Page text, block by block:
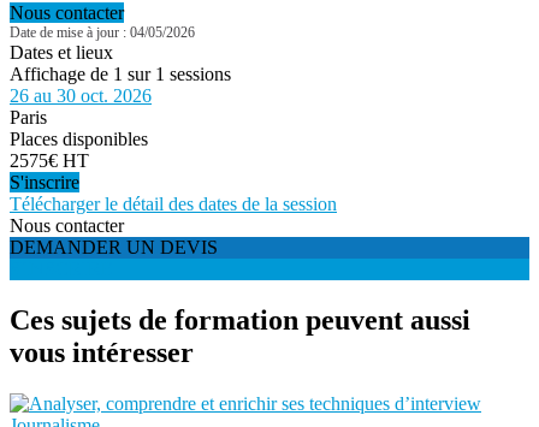
Nous contacter
Date de mise à jour : 04/05/2026
Dates et lieux
Affichage de 1 sur 1 sessions
26 au 30 oct. 2026
Paris
Places disponibles
2575€ HT
S'inscrire
Télécharger le détail des dates de la session
Nous contacter
DEMANDER UN DEVIS
Ces sujets de formation peuvent aussi
vous intéresser